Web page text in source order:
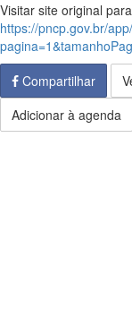
Visitar site original
https://pncp.gov.br/
Compartilhar
Adicionar à agenda